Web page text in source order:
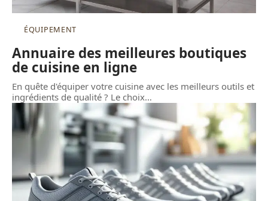
ÉQUIPEMENT
Annuaire des meilleures boutiques
de cuisine en ligne
En quête d'équiper votre cuisine avec les meilleurs outils et
ingrédients de qualité ? Le choix…